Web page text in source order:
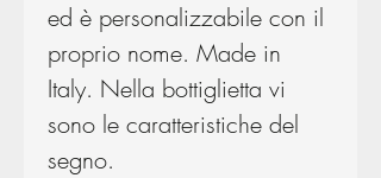
ed è personalizzabile con il
proprio nome. Made in
Italy. Nella bottiglietta vi
sono le caratteristiche del
segno.